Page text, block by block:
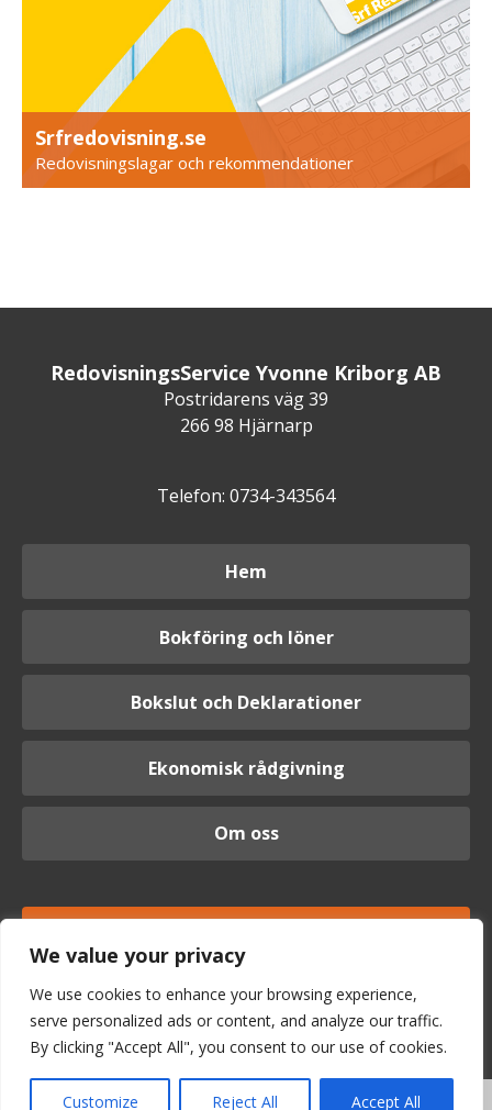
We value your privacy
We use cookies to enhance your browsing experience,
serve personalized ads or content, and analyze our traffic.
By clicking "Accept All", you consent to our use of cookies.
Customize Reject All Accept All
Srfredovisning.se
Redovisningslagar och rekommendationer
RedovisningsService Yvonne Kriborg AB
Postridarens väg 39
266 98 Hjärnarp
Telefon: 0734-343564
Hem
Bokföring och löner
Bokslut och Deklarationer
Ekonomisk rådgivning
Om oss